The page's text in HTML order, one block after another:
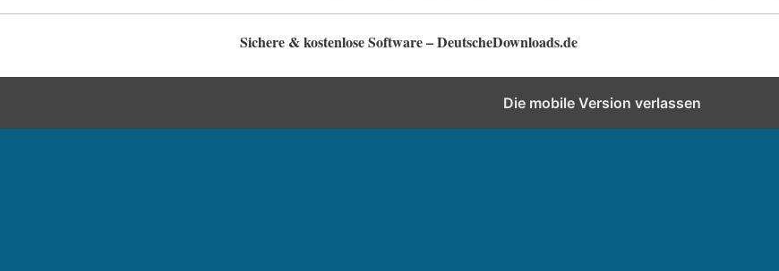
Sichere & kostenlose Software – DeutscheDownloads.de
Die mobile Version verlassen